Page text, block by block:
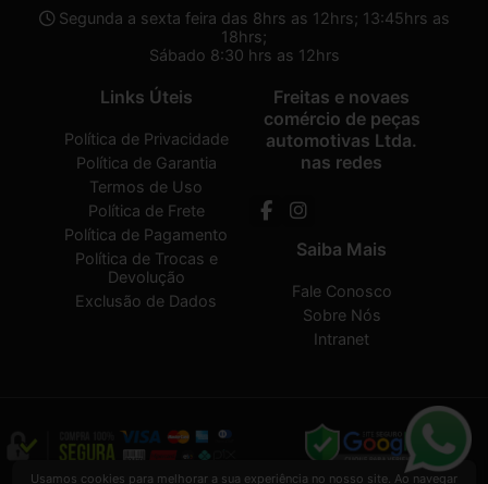
Segunda a sexta feira das 8hrs as 12hrs; 13:45hrs as
18hrs;
Sábado 8:30 hrs as 12hrs
Links Úteis
Política de Privacidade
Política de Garantia
Termos de Uso
Política de Frete
Política de Pagamento
Política de Trocas e
Devolução
Exclusão de Dados
Freitas e novaes
comércio de peças
automotivas Ltda.
nas redes
Saiba Mais
Fale Conosco
Sobre Nós
Intranet
Usamos cookies para melhorar a sua experiência no nosso site. Ao navegar